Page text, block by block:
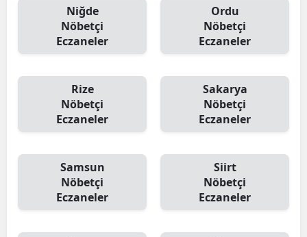
Niğde
Nöbetçi
Eczaneler
Ordu
Nöbetçi
Eczaneler
Rize
Nöbetçi
Eczaneler
Sakarya
Nöbetçi
Eczaneler
Samsun
Nöbetçi
Eczaneler
Siirt
Nöbetçi
Eczaneler